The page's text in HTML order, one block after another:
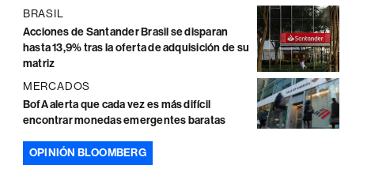
BRASIL
Acciones de Santander Brasil se disparan
hasta 13,9% tras la oferta de adquisición de su
matriz
MERCADOS
BofA alerta que cada vez es más difícil
encontrar monedas emergentes baratas
OPINIÓN BLOOMBERG